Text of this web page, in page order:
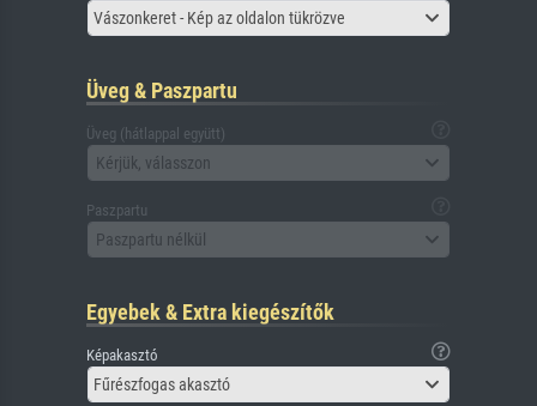
Vászonkeret - Kép az oldalon tükrözve
Üveg & Paszpartu
Üveg (hátlappal együtt)
Kérjük, válasszon
Paszpartu
Paszpartu nélkül
Egyebek & Extra kiegészítők
Képakasztó
Fűrészfogas akasztó